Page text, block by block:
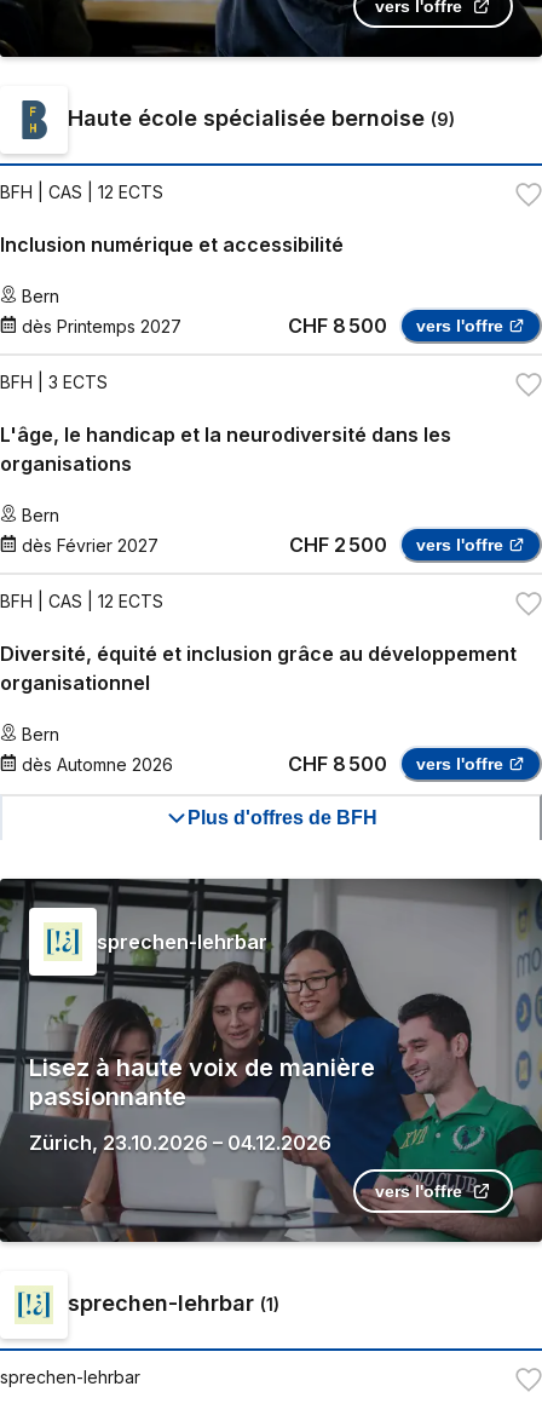
vers l'offre
Haute école spécialisée bernoise (9)
BFH | CAS | 12 ECTS
Inclusion numérique et accessibilité
Bern
dès Printemps 2027 CHF 8 500 vers l'offre
BFH | 3 ECTS
L'âge, le handicap et la neurodiversité dans les
organisations
Bern
dès Février 2027 CHF 2 500 vers l'offre
BFH | CAS | 12 ECTS
Diversité, équité et inclusion grâce au développement
organisationnel
Bern
dès Automne 2026 CHF 8 500 vers l'offre
Plus d'offres de BFH
sprechen-lehrbar
Lisez à haute voix de manière
passionnante
Zürich, 23.10.2026 – 04.12.2026
vers l'offre
sprechen-lehrbar (1 )
sprechen-lehrbar